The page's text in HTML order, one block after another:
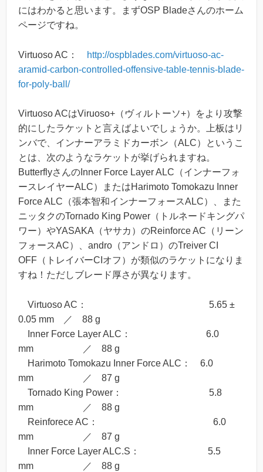
にはわかると思います。まずOSP Bladeさんのホーム
ページですね。
Virtuoso AC：
http://ospblades.com/virtuoso-ac-
aramid-carbon-controlled-offensive-table-tennis-blade-
for-poly-ball/
Virtuoso ACはViruoso+（ヴィルトーソ+）をより攻撃
的にしたラケットと言えばよいでしょうか。上板はリ
ンバで、インナーアラミドカーボン（ALC）というこ
とは、次のようなラケットが挙げられますね。
ButterflyさんのInner Force Layer ALC（インナーフォ
ースレイヤーALC）またはHarimoto Tomokazu Inner
Force ALC（張本智和インナーフォースALC）、また
ニッタクのTornado King Power（トルネードキングパ
ワー）やYASAKA（ヤサカ）のReinforce AC（リーン
フォースAC）、andro（アンドロ）のTreiver CI
OFF（トレイバーCIオフ）が類似のラケットになりま
すね！ただしブレード厚さが異なります。
Virtuoso AC： 5.65 ±
0.05 mm ／ 88 g
Inner Force Layer ALC： 6.0
mm ／ 88 g
Harimoto Tomokazu Inner Force ALC： 6.0
mm ／ 87 g
Tornado King Power： 5.8
mm ／ 88 g
Reinforece AC： 6.0
mm ／ 87 g
Inner Force Layer ALC.S： 5.5
mm ／ 88 g